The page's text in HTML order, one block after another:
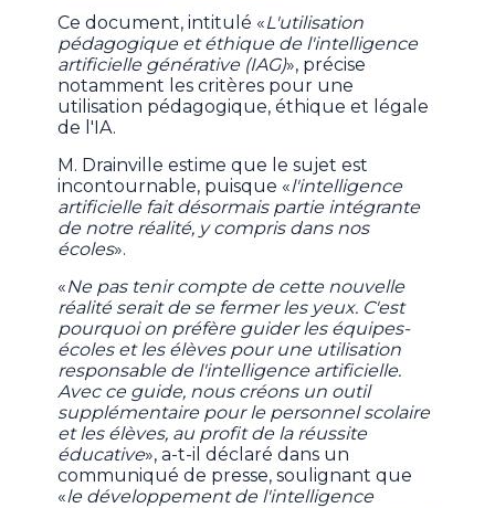
Ce document, intitulé «L'utilisation
pédagogique et éthique de l'intelligence
artificielle générative (IAG)», précise
notamment les critères pour une
utilisation pédagogique, éthique et légale
de l'IA.
M. Drainville estime que le sujet est
incontournable, puisque «l'intelligence
artificielle fait désormais partie intégrante
de notre réalité, y compris dans nos
écoles».
«Ne pas tenir compte de cette nouvelle
réalité serait de se fermer les yeux. C'est
pourquoi on préfère guider les équipes-
écoles et les élèves pour une utilisation
responsable de l'intelligence artificielle.
Avec ce guide, nous créons un outil
supplémentaire pour le personnel scolaire
et les élèves, au profit de la réussite
éducative», a-t-il déclaré dans un
communiqué de presse, soulignant que
«le développement de l'intelligence